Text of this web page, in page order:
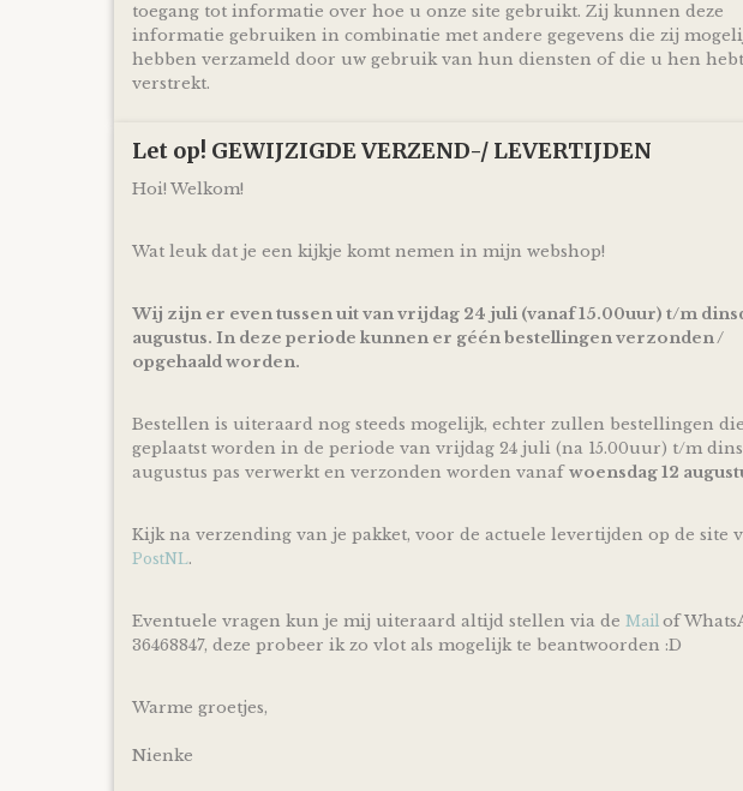
Met deze Luiertaart Konijnen Silk blauw - donker Blauw
mooi en vooral bruikbaar kraamcadeau voor een
of geboorte! Ontzettend handig om te krijgen en leuk
Door de mooie combinatie van silk blauw gekleurde
donker blauw gekleurde linten is deze Luiertaart
donker Blauw volgens traditite ideaal geschikt om
komst of geboorte van een jongen.
De luiertaart wordt op een kartonnen onderplaat
netjes als cadeau verpakt door middel van doorzichtig
hem direct cadeau kunt doen!
Je kunt je bestelling dagelijks,
op afspraak
, komen
Assen.
binnen Nederland
Uiteraard is rechtstreeks verzending naar de kersverse
mogelijk! En voor de persoonlijke touch kan je een
aan de ouders (to be) achterlaten in het opmerkingen
en zorg ik ervoor dat er een kaartje toegevoegd wordt
*Producten, op voorraad, worden binnen 1-4 werkdagen
verzonden! De dag van levering is afhankelijk van de
PostNL. Kijk voor de actuele levertijden en dagen altijd
Reacties
toegang tot informatie over hoe u onze site gebruikt. Zij kunnen deze
informatie gebruiken in combinatie met andere gegevens die zij
hebben verzameld door uw gebruik van hun diensten of die u hen hebt
verstrekt.
Let op! GEWIJZIGDE VERZEND-/ LEVERTIJDEN
Hoi! Welkom!
Wat leuk dat je een kijkje komt nemen in mijn webshop!
Wij zijn er even tussen uit van vrijdag 24 juli (vanaf 15.00uur) t/m
augustus. In deze periode kunnen er géén bestellingen verzonden /
opgehaald worden.
Bestellen is uiteraard nog steeds mogelijk, echter zullen bestellingen die
geplaatst worden in de periode van vrijdag 24 juli (na 15.00uur) t/m
augustus pas verwerkt en verzonden worden vanafwoensdag 12
Kijk na verzending van je pakket, voor de actuele levertijden op de site
PostNL.
Eventuele vragen kun je mij uiteraard altijd stellen via de Mail of
36468847, deze probeer ik zo vlot als mogelijk te beantwoorden :D
Warme groetjes,
Nienke